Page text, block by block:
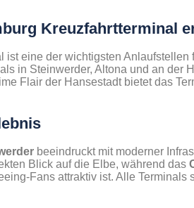
Kreuzfahrtterminal
ist eine der wichtigsten
in Steinwerder, Altona und an
Flair der Hansestadt bietet das
beeindruckt mit moderner
Blick auf die Elbe, während das
Fans attraktiv ist. Alle